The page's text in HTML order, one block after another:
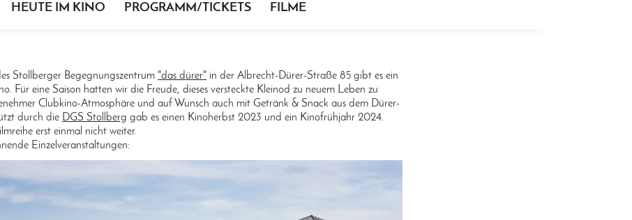
HEUTE IM KINO PROGRAMM/TICKETS FILME
Stollberger Begegnungszentrum "das dürer" in der Albrecht-Dürer-Straße 85 gibt es ein
Für eine Saison hatten wir die Freude, dieses versteckte Kleinod zu neuem Leben zu
Clubkino-Atmosphäre und auf Wunsch auch mit Getränk & Snack aus dem Dürer-
durch die DGS Stollberg gab es einen Kinoherbst 2023 und ein Kinofrühjahr 2024.
erst einmal nicht weiter.
Einzelveranstaltungen: